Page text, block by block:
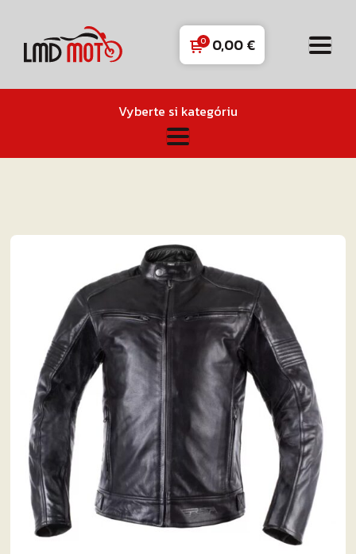
0,00€
Vyberte si kategóriu